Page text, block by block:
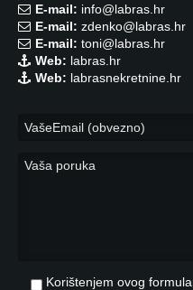
E-mail: info@labras.hr
E-mail: zdenko@labras.hr
E-mail: toni@labras.hr
Web: labras.hr
Web: labrasnekretnine.hr
Korištenjem ovog